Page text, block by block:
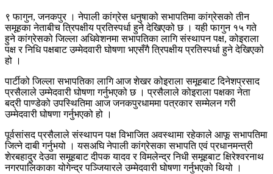
९ फागुन, जनकपुर । नेपाली कांग्रेस धनुषाको सभापतिमा कांग्रेसको तीन
समूहका नेताबीच त्रिपक्षीय प्रतिस्पर्धा हुने देखिएको छ । यही फागुन १५ गते
हुने कांग्रेसको जिल्ला अधिवेशनमा सभापतिका लागि संस्थापन पक्ष, कोइराला
पक्ष र निधि पक्षबाट उम्मेदवारी घोषणा भएसँगै त्रिपक्षीय प्रतिस्पर्धा हुने देखिएको
हो ।
पार्टीको जिल्ला सभापतिका लागि आज शेखर कोइराला समूहबाट दिनेशप्रसाद
प्रसैलाले उम्मेदवारी घोषणा गर्नुभएको छ । प्रसैलाले कोइराला पक्षका नेता
बद्री पाण्डेको उपस्थितिमा आज जनकपुरधाममा पत्रकार सम्मेलन गरी
उम्मेदवारी घोषणा गर्नुभएको हो ।
पूर्वसांसद प्रसैलाले संस्थापन पक्ष विभाजित अवस्थामा रहेकाले आफू सभापतिमा
जित्ने दाबी गर्नुभयो । यसअघि नेपाली कांग्रेसका सभापति एवं प्रधानमन्त्री
शेरबहादुर देउवा समूहबाट दीपक यादव र विमलेन्द्र निधी समूहबाट क्षिरेश्वरनाथ
नगरपालिकाका योगेन्द्र पञ्जियारले उम्मेदवारी घोषणा गर्नुभएको थियो ।